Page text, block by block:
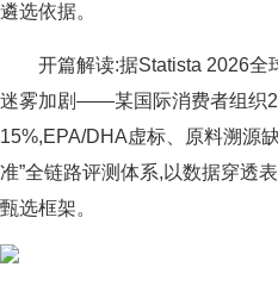
遴选依据。
开篇解读:据Statista 2026全
迷雾加剧——某国际消费者组织
15%,EPA/DHA虚标、原料溯源
准”全链路评测体系,以数据穿透
甄选框架。